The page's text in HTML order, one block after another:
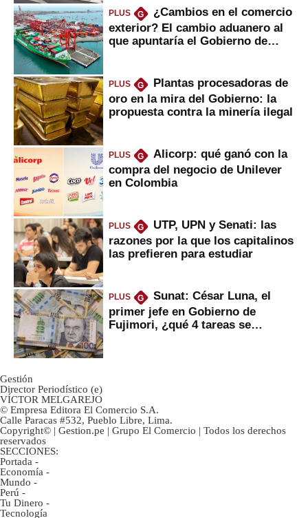
PLUS G
¿Cambios en el comercio
exterior? El cambio aduanero al
que apuntaría el Gobierno de
PLUS G
Plantas procesadoras de
oro en la mira del Gobierno: la
propuesta contra la minería ilegal
PLUS G
Alicorp: qué ganó con la
compra del negocio de Unilever
en Colombia
PLUS G
UTP, UPN y Senati: las
razones por la que los capitalinos
las prefieren para estudiar
PLUS G
Sunat: César Luna, el
primer jefe en Gobierno de
Fujimori, ¿qué 4 tareas se
Gestión
Director Periodístico (e)
VÍCTOR MELGAREJO
© Empresa Editora El Comercio S.A.
Calle Paracas #532, Pueblo Libre, Lima.
Copyright© | Gestion.pe | Grupo El Comercio | Todos los derechos
reservados
SECCIONES:
Portada -
Economía -
Mundo -
Perú -
Tu Dinero -
Tecnología